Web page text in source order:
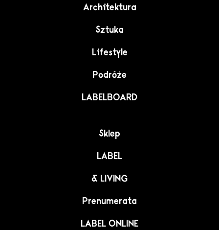
Architektura
Sztuka
Lifestyle
Podróże
LABELBOARD
Sklep
LABEL
& LIVING
Prenumerata
LABEL ONLINE